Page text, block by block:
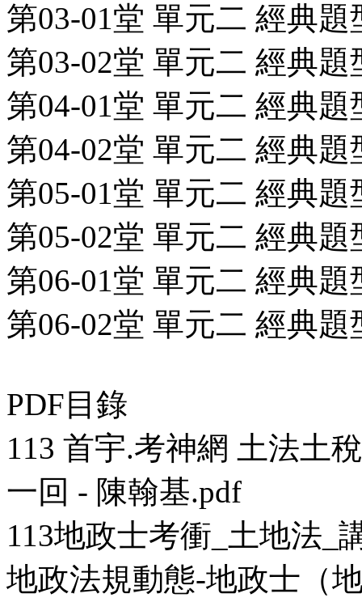
第03-01堂 單元二 經典題
第03-02堂 單元二 經典
第04-01堂 單元二 經典題
第04-02堂 單元二 經典題
第05-01堂 單元二 經典題
第05-02堂 單元二 經典題
第06-01堂 單元二 經典題
第06-02堂 單元二 經典題
PDF目錄
113 首宇.考神網 土法土
一回 - 陳翰基.pdf
113地政士考衝_土地法_
地政法規動態-地政士（